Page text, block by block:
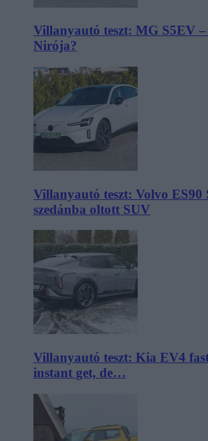
Villanyautó teszt: MG S5EV –
Nirója?
Villanyautó teszt: Volvo ES90
szedánba oltott SUV
Villanyautó teszt: Kia EV4
instant get, de…